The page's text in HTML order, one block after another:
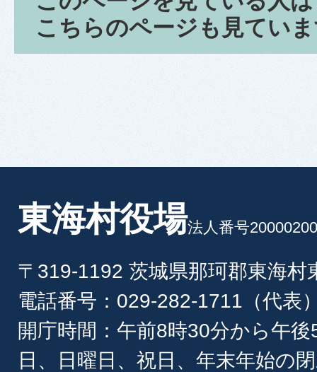
こちらのページも見てい
東海村役場法人番号
〒319-1192 茨城県那珂郡東海村
電話番号：029-282-1711（代表
開庁時間：午前8時30分から午
日、日曜日、祝日、年末年始の